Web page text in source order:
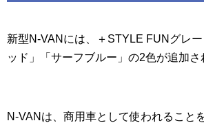
新型N-VANには、＋STYLE FUNグレ
ッド」「サーフブルー」の2色が追加さ
N-VANは、商用車として使われること